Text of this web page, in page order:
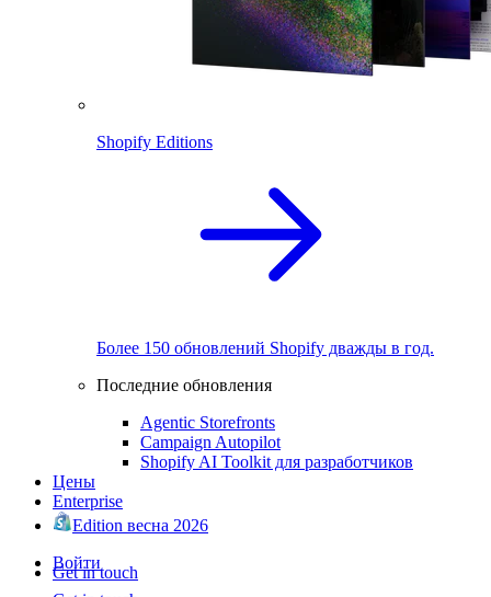
Shopify Editions
Более 150 обновлений Shopify дважды в год.
Последние обновления
Agentic Storefronts
Campaign Autopilot
Shopify AI Toolkit для разработчиков
Цены
Enterprise
Edition весна 2026
Войти
Get in touch